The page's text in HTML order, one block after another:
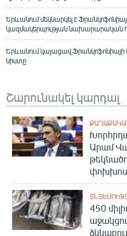
Երևանում մեկնարկել է
կազմակերպության նախարարական
Երևանում կայացավ
նիստը
Շարունակել կարդալ
Արամ
450